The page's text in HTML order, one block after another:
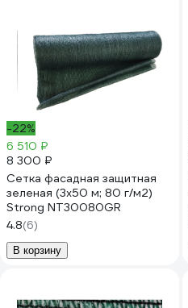
-22%
6 510 ₽
8 300 ₽
Сетка фасадная защитная
зеленая (3x50 м; 80 г/м2)
Strong NT30080GR
4.8(6)
В корзину